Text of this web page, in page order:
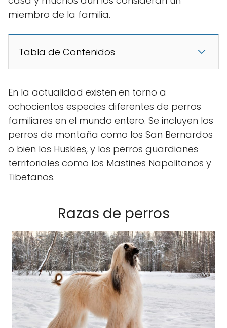
miembro de la familia.
Tabla de Contenidos
En la actualidad existen en torno a
ochocientos especies diferentes de perros
familiares en el mundo entero. Se incluyen los
perros de montaña como los San Bernardos
o bien los Huskies, y los perros guardianes
territoriales como los Mastines Napolitanos y
Tibetanos.
Razas de perros